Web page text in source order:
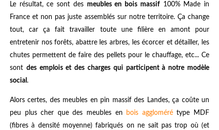
Le résultat, ce sont des meubles en bois massif100% Made in
France et non pas juste assemblés sur notre territoire. Ça change
tout, car ça fait travailler toute une filière en amont pour
entretenir nos forêts, abattre les arbres, les écorcer et détailler, les
chutes permettent de faire des pellets pour le chauffage, etc... Ce
sont des emplois et des charges qui participent à notre modèle
social .
Alors certes, des meubles en pin massif des Landes, ça coûte un
peu plus cher que des meubles en
bois agglomérétype MDF
(fibres à densité moyenne) fabriqués on ne sait pas trop où (et